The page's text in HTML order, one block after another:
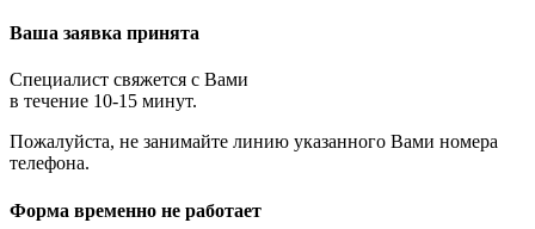
Ваша заявка принята
Специалист свяжется с Вами
в течение 10-15 минут.
Пожалуйста, не занимайте линию указанного Вами номера
телефона.
Форма временно не работает